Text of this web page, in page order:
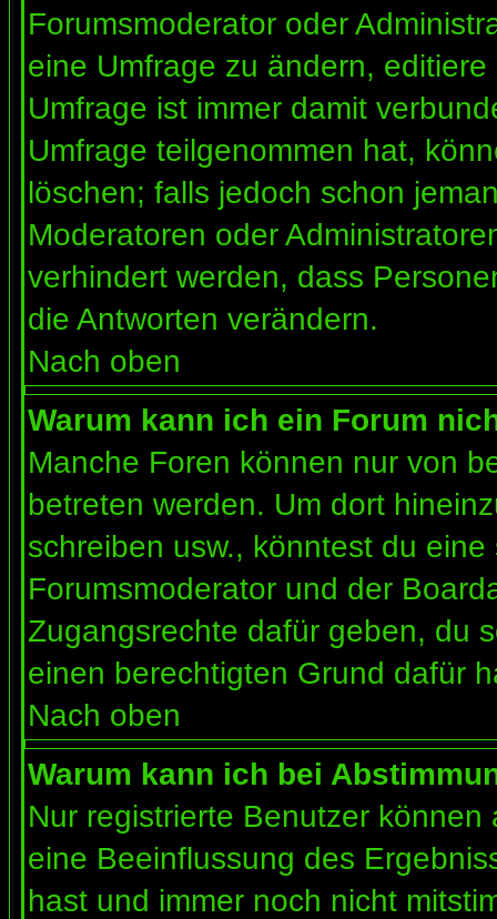
Forumsmoderator oder
eine Umfrage zu ändern,
Umfrage ist immer damit
Umfrage teilgenommen hat,
löschen; falls jedoch schon
Moderatoren oder
verhindert werden, dass
die Antworten verändern.
Nach oben
Warum kann ich ein Forum
Manche Foren können nur von
betreten werden. Um dort
schreiben usw., könntest du
Forumsmoderator und der
Zugangsrechte dafür geben, du
einen berechtigten Grund dafür
Nach oben
Warum kann ich bei
Nur registrierte Benutzer
eine Beeinflussung des
hast und immer noch nicht